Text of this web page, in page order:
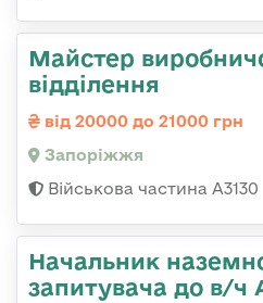
Майстер
відділення
від 20000 до 21000 грн
Запоріжжя
Військова частина А3130
Начальник
запитувача до в/ч